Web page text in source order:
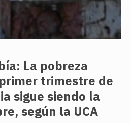
La pobreza
trimestre de
sigue siendo la
según la UCA